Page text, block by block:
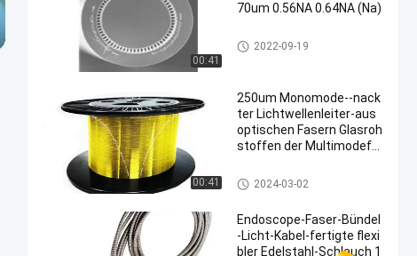
00:41
70um 0.56NA 0.64NA (Na)
Bloße Glasfaser
2022-09-19
00:41
250um Monomode--nack
ter Lichtwellenleiter-aus
optischen Fasern Glasroh
stoffen der Multimodefa
mode G652D
Bloße Glasfaser
2024-03-02
Endoscope-Faser-Bündel
-Licht-Kabel-fertigte flexi
bler Edelstahl-Schlauch 1